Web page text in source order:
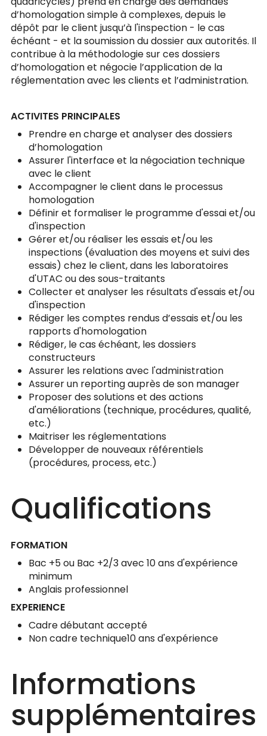
d’homologation simple à complexes, depuis le
dépôt par le client jusqu’à l'inspection - le cas
échéant - et la soumission du dossier aux autorités. Il
contribue à la méthodologie sur ces dossiers
d’homologation et négocie l’application de la
réglementation avec les clients et l’administration.
ACTIVITES PRINCIPALES
Prendre en charge et analyser des dossiers
d’homologation
Assurer l'interface et la négociation technique
avec le client
Accompagner le client dans le processus
homologation
Définir et formaliser le programme d'essai et/ou
d'inspection
Gérer et/ou réaliser les essais et/ou les
inspections (évaluation des moyens et suivi des
essais) chez le client, dans les laboratoires
d'UTAC ou des sous-traitants
Collecter et analyser les résultats d'essais et/ou
d'inspection
Rédiger les comptes rendus d’essais et/ou les
rapports d'homologation
Rédiger, le cas échéant, les dossiers
constructeurs
Assurer les relations avec l'administration
Assurer un reporting auprès de son manager
Proposer des solutions et des actions
d'améliorations (technique, procédures, qualité,
etc.)
Maitriser les réglementations
Développer de nouveaux référentiels
(procédures, process, etc.)
Qualifications
FORMATION
Bac +5 ou Bac +2/3 avec 10 ans d'expérience
minimum
Anglais professionnel
EXPERIENCE
Cadre débutant accepté
Non cadre technique10 ans d'expérience
Informations
supplémentaires